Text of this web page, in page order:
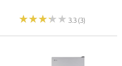
★★★★★
★★★★★ 3.3 (3)